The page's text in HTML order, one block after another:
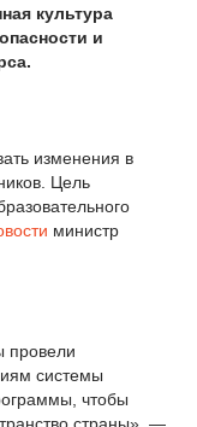
культура
и
изменения в
Цель
министр
провели
системы
чтобы
страны», —